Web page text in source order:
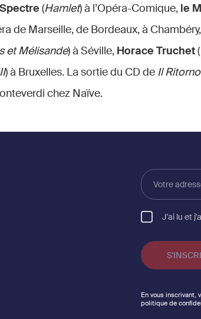
(Hamlet) à l’Opéra-Comique, le
de Marseille, de Bordeaux, à
et Mélisande) à Séville, Horace Truchet(
) à Bruxelles. La sortie du CD de Il
chez Naïve.
Votre
adresse
email
J'ai lu et
En vous inscrivant,
politique de